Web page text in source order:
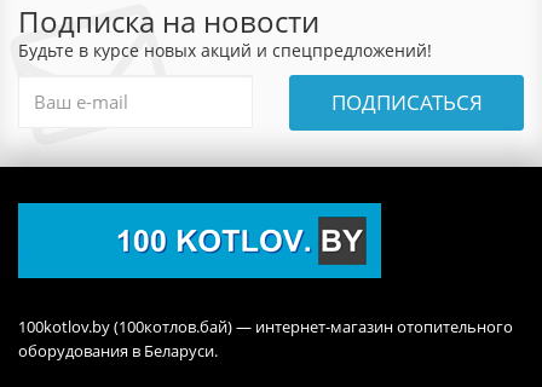
Подписка на новости
Будьте в курсе новых акций и спецпредложений!
ПОДПИСАТЬСЯ
100kotlov.by (100котлов.бай) — интернет-магазин отопительного
оборудования в Беларуси.